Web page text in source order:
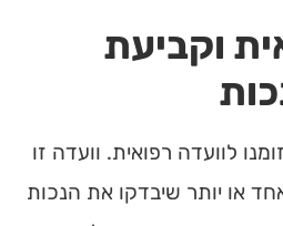
וקביעת
לוועדה רפואית. וועדה זו
או יותר שיבדקו את הנכות